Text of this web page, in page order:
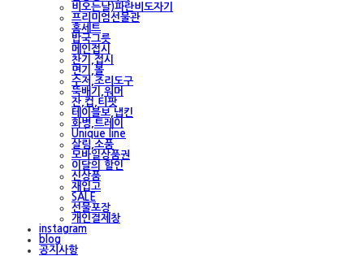
비오는날)파란비도자기
프리미엄선물관
홈세트
밥국그릇
메인접시
찬기,접시
면기,볼
수저,조리도구
뚝배기,워머
잔,컵,티팟
테이블보,냅킨
화병,트레이
Unique line
살림,소품
모바일상품권
이달의 할인
신상품
재입고
SALE
선물포장
개인결제창
instagram
blog
공지사항